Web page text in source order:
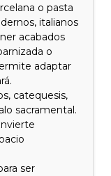
o pasta
italianos
acabados
o
adaptar
catequesis,
sacramental.
ser